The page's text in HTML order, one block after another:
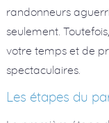
randonneurs
seulement.
votre temps et de
spectaculaires.
Les étapes du